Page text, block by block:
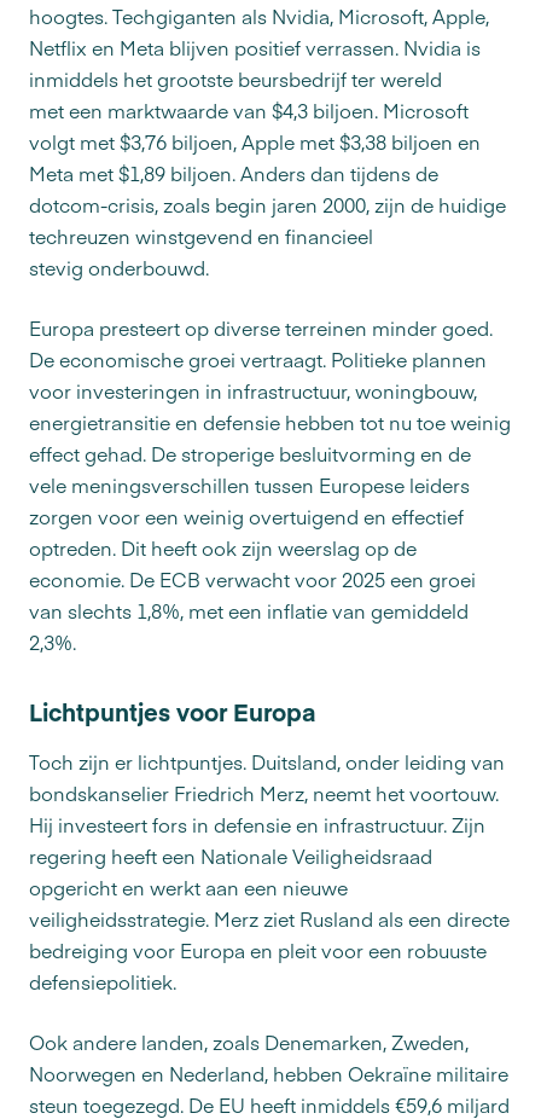
hoogtes. Techgiganten als Nvidia, Microsoft, Apple,
Netflix en Meta blijven positief verrassen. Nvidia is
inmiddels het grootste beursbedrijf ter wereld
met een marktwaarde van $4,3 biljoen. Microsoft
volgt met $3,76 biljoen, Apple met $3,38 biljoen en
Meta met $1,89 biljoen. Anders dan tijdens de
dotcom-crisis, zoals begin jaren 2000, zijn de huidige
techreuzen winstgevend en financieel
stevig onderbouwd.
Europa presteert op diverse terreinen minder goed.
De economische groei vertraagt. Politieke plannen
voor investeringen in infrastructuur, woningbouw,
energietransitie en defensie hebben tot nu toe weinig
effect gehad. De stroperige besluitvorming en de
vele meningsverschillen tussen Europese leiders
zorgen voor een weinig overtuigend en effectief
optreden. Dit heeft ook zijn weerslag op de
economie. De ECB verwacht voor 2025 een groei
van slechts 1,8%, met een inflatie van gemiddeld
2,3%.
Lichtpuntjes voor Europa
Toch zijn er lichtpuntjes. Duitsland, onder leiding van
bondskanselier Friedrich Merz, neemt het voortouw.
Hij investeert fors in defensie en infrastructuur. Zijn
regering heeft een Nationale Veiligheidsraad
opgericht en werkt aan een nieuwe
veiligheidsstrategie. Merz ziet Rusland als een directe
bedreiging voor Europa en pleit voor een robuuste
defensiepolitiek.
Ook andere landen, zoals Denemarken, Zweden,
Noorwegen en Nederland, hebben Oekraïne militaire
steun toegezegd. De EU heeft inmiddels €59,6 miljard